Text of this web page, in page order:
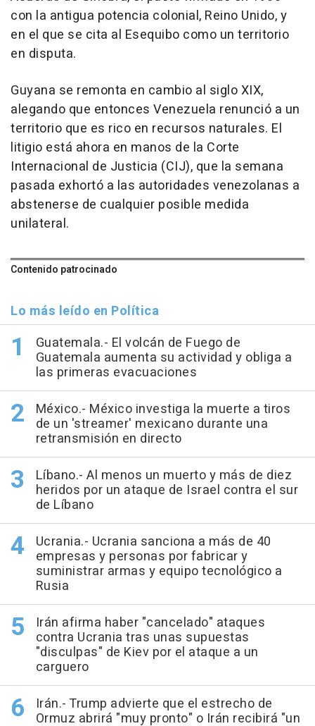
con la antigua potencia colonial, Reino Unido, y
en el que se cita al Esequibo como un territorio
en disputa.
Guyana se remonta en cambio al siglo XIX,
alegando que entonces Venezuela renunció a un
territorio que es rico en recursos naturales. El
litigio está ahora en manos de la Corte
Internacional de Justicia (CIJ), que la semana
pasada exhortó a las autoridades venezolanas a
abstenerse de cualquier posible medida
unilateral.
Contenido patrocinado
Lo más leído en Política
Guatemala.- El volcán de Fuego de
Guatemala aumenta su actividad y obliga a
las primeras evacuaciones
México.- México investiga la muerte a tiros
de un 'streamer' mexicano durante una
retransmisión en directo
Líbano.- Al menos un muerto y más de diez
heridos por un ataque de Israel contra el sur
de Líbano
Ucrania.- Ucrania sanciona a más de 40
empresas y personas por fabricar y
suministrar armas y equipo tecnológico a
Rusia
Irán afirma haber "cancelado" ataques
contra Ucrania tras unas supuestas
"disculpas" de Kiev por el ataque a un
carguero
Irán.- Trump advierte que el estrecho de
Ormuz abrirá "muy pronto" o Irán recibirá "un